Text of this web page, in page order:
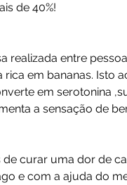
de 40%!
realizada entre
em bananas. Isto
em serotonina
a sensação de
de curar uma dor de
e com a ajuda do